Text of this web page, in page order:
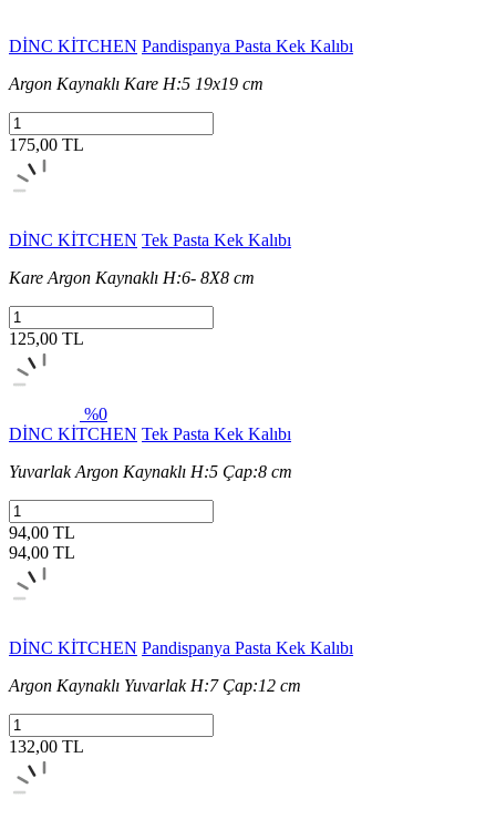
DİNC KİTCHEN Pandispanya Pasta Kek Kalıbı
Argon Kaynaklı Kare H:5 19x19 cm
175,00 TL
DİNC KİTCHEN Tek Pasta Kek Kalıbı
Kare Argon Kaynaklı H:6- 8X8 cm
125,00 TL
%0
DİNC KİTCHEN Tek Pasta Kek Kalıbı
Yuvarlak Argon Kaynaklı H:5 Çap:8 cm
94,00 TL
94,00 TL
DİNC KİTCHEN Pandispanya Pasta Kek Kalıbı
Argon Kaynaklı Yuvarlak H:7 Çap:12 cm
132,00 TL